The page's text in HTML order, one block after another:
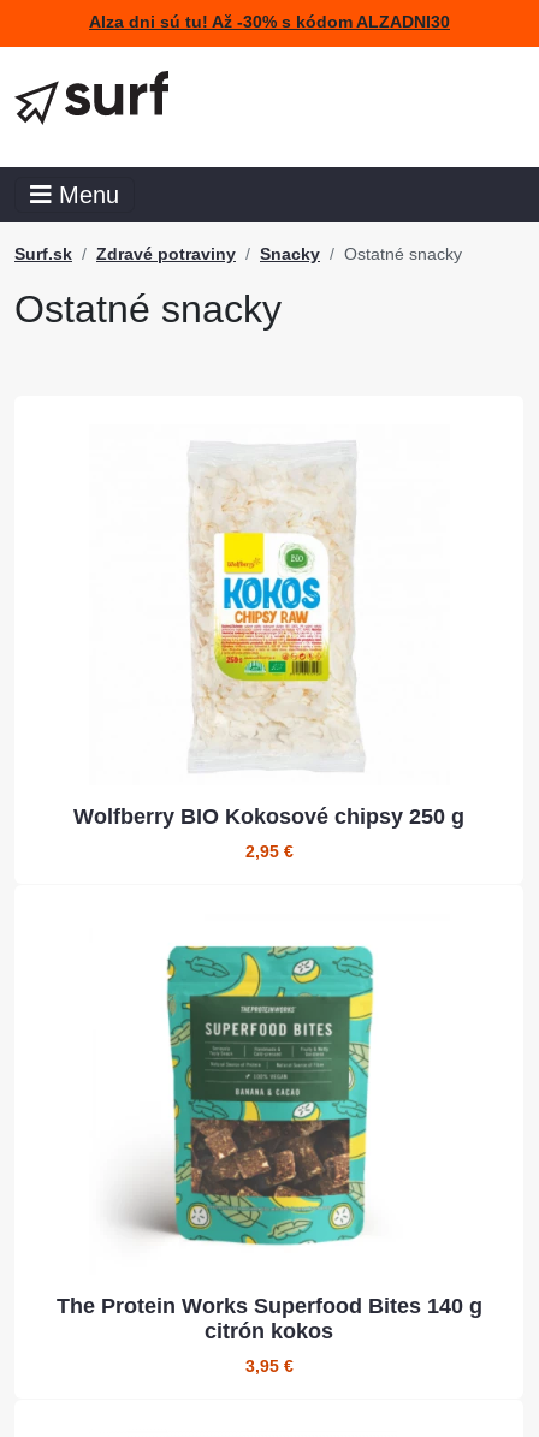
Alza dni sú tu! Až -30% s kódom ALZADNI30
Menu
Surf.sk Zdravé potraviny Snacky Ostatné snacky
Ostatné snacky
Wolfberry BIO Kokosové chipsy 250 g
2,95 €
The Protein Works Superfood Bites 140 g
citrón kokos
3,95 €